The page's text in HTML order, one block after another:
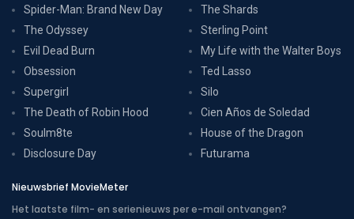
Spider-Man: Brand New Day
The Odyssey
Evil Dead Burn
Obsession
Supergirl
The Death of Robin Hood
Soulm8te
Disclosure Day
The Shards
Sterling Point
My Life with the Walter Boys
Ted Lasso
Silo
Cien Años de Soledad
House of the Dragon
Futurama
Nieuwsbrief MovieMeter
Het laatste film- en serienieuws per e-mail ontvangen?